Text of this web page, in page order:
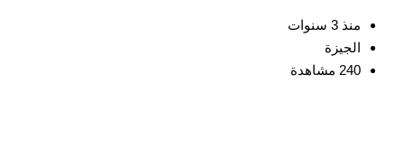
منذ 3 سنوات
الجيزة
240 مشاهدة